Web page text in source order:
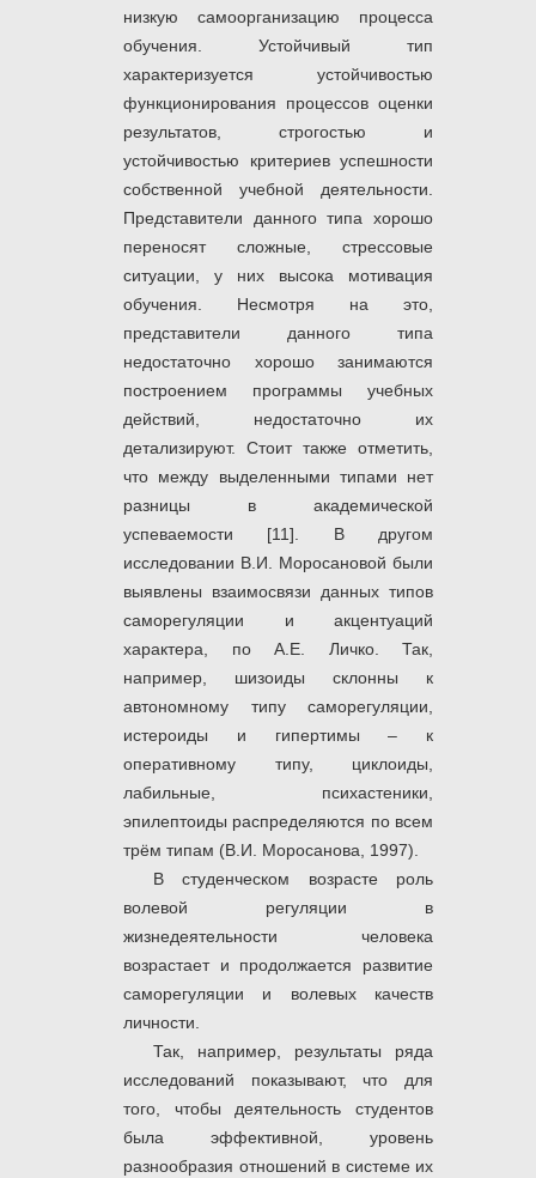
низкую самоорганизацию процесса
обучения. Устойчивый тип
характеризуется устойчивостью
функционирования процессов оценки
результатов, строгостью и
устойчивостью критериев успешности
собственной учебной деятельности.
Представители данного типа хорошо
переносят сложные, стрессовые
ситуации, у них высока мотивация
обучения. Несмотря на это,
представители данного типа
недостаточно хорошо занимаются
построением программы учебных
действий, недостаточно их
детализируют. Стоит также отметить,
что между выделенными типами нет
разницы в академической
успеваемости [11]. В другом
исследовании В.И. Моросановой были
выявлены взаимосвязи данных типов
саморегуляции и акцентуаций
характера, по А.Е. Личко. Так,
например, шизоиды склонны к
автономному типу саморегуляции,
истероиды и гипертимы – к
оперативному типу, циклоиды,
лабильные, психастеники,
эпилептоиды распределяются по всем
трём типам (В.И. Моросанова, 1997).
В студенческом возрасте роль
волевой регуляции в
жизнедеятельности человека
возрастает и продолжается развитие
саморегуляции и волевых качеств
личности.
Так, например, результаты ряда
исследований показывают, что для
того, чтобы деятельность студентов
была эффективной, уровень
разнообразия отношений в системе их